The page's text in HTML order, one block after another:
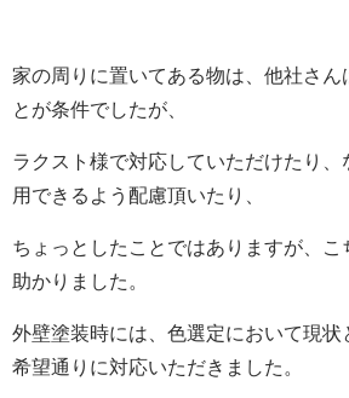
家の周りに置いてある物は、他社さん
とが条件でしたが、
ラクスト様で対応していただけたり、
用できるよう配慮頂いたり、
ちょっとしたことではありますが、こ
助かりました。
外壁塗装時には、色選定において現状
希望通りに対応いただきました。